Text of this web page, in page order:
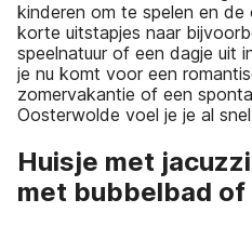
kinderen om te spelen en
korte uitstapjes naar
speelnatuur of een dagje uit
je nu komt voor een
zomervakantie of een
Oosterwolde voel je je al
Huisje met
met bubbelbad